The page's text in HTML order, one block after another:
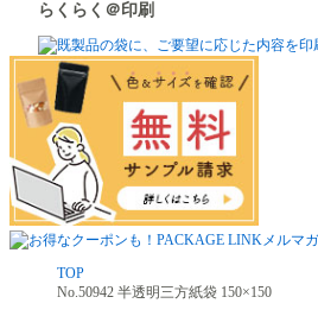
らくらく＠印刷
TOP
No.50942 半透明三方紙袋 150×150